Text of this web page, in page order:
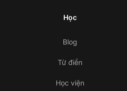
Học
Blog
Từ điển
Học viện